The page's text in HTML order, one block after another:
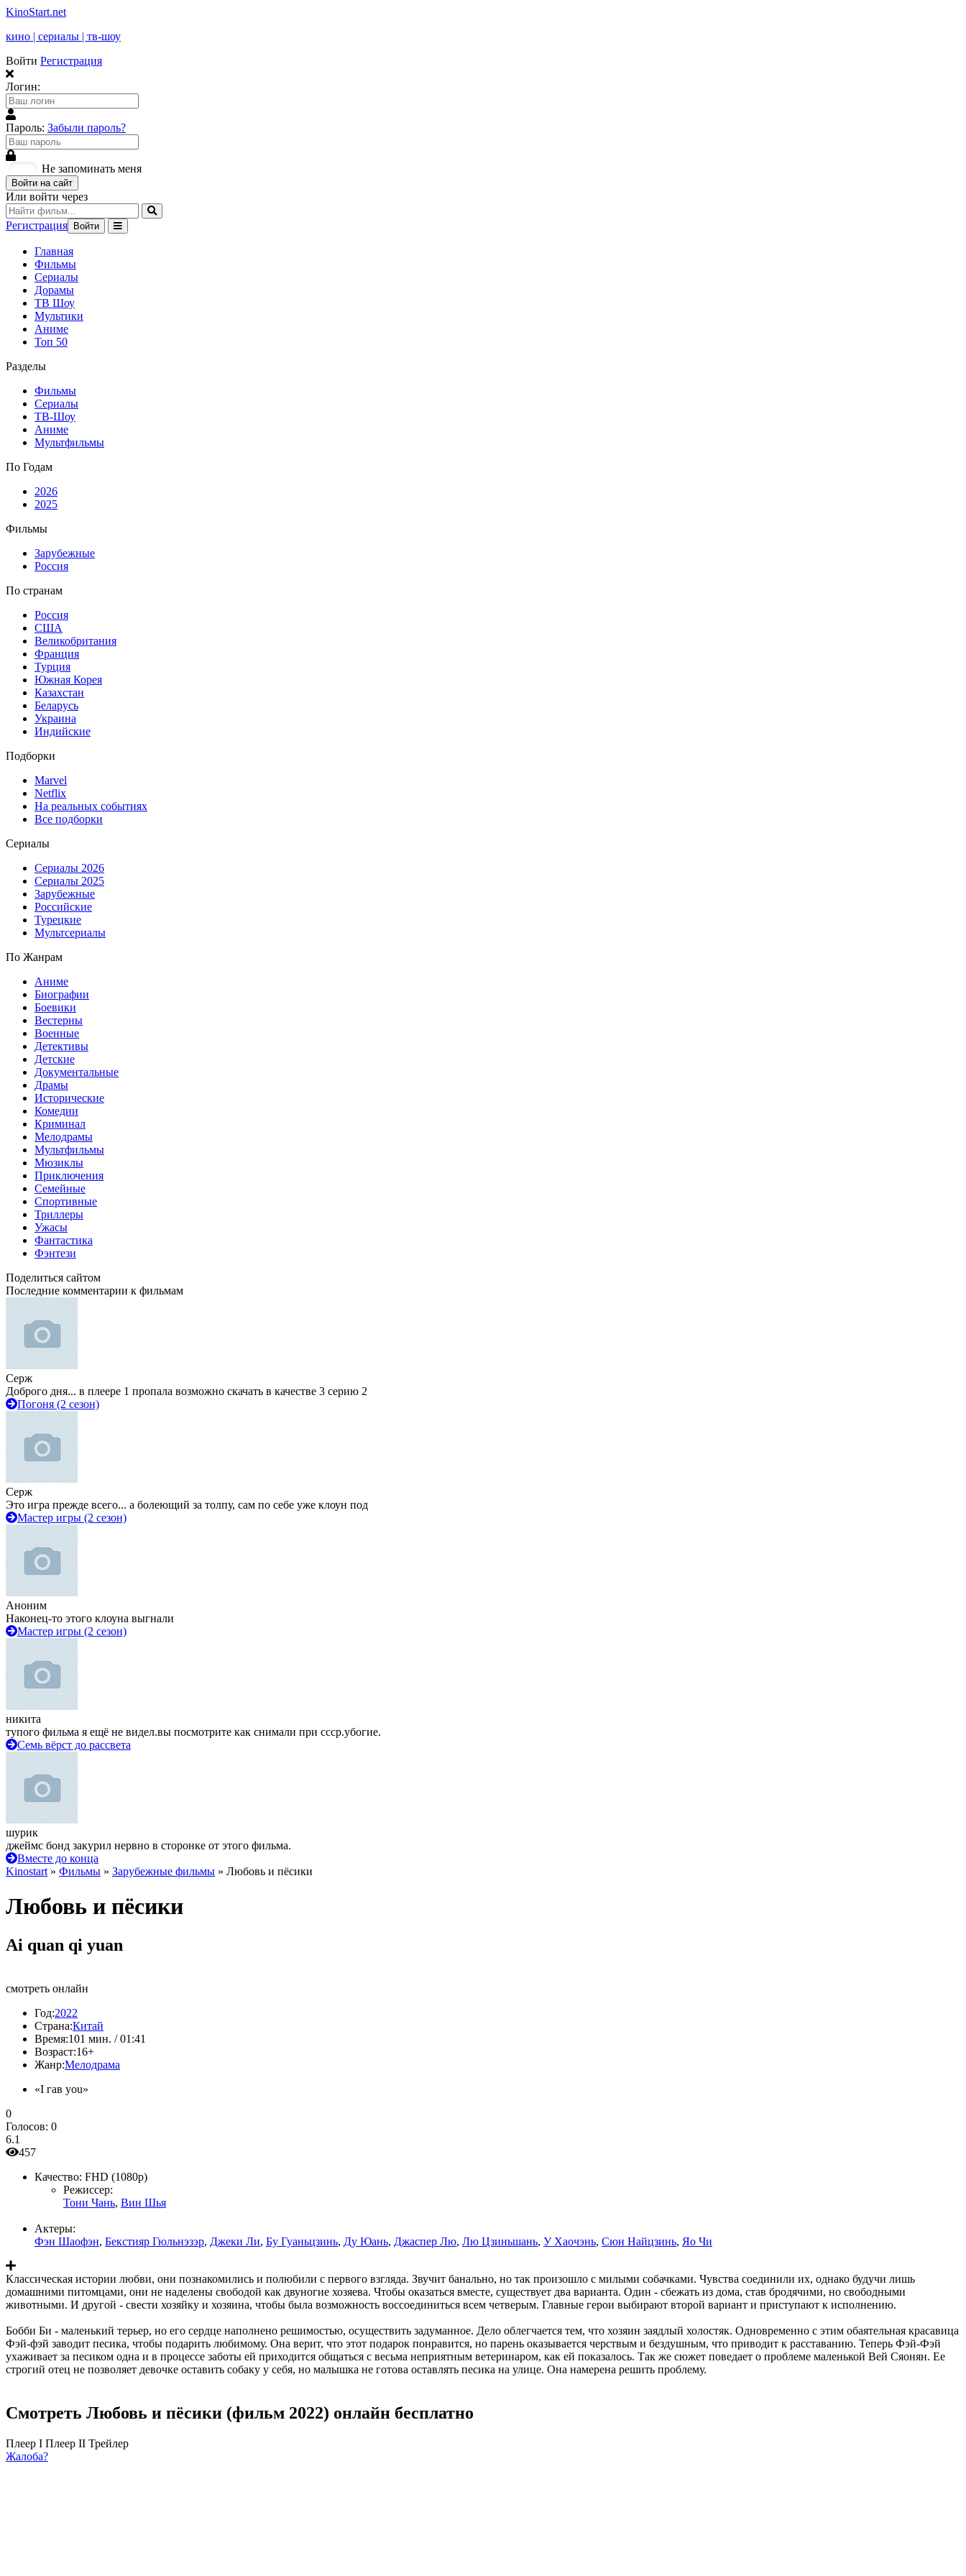
KinoStart.net
кино | сериалы | тв-шоу
Войти Регистрация
Логин:
Пароль: Забыли пароль?
Не запоминать меня
Войти на сайт
Или войти через
Регистрация Войти
Главная
Фильмы
Сериалы
Дорамы
ТВ Шоу
Мультики
Аниме
Топ 50
Разделы
Фильмы
Сериалы
ТВ-Шоу
Аниме
Мультфильмы
По Годам
2026
2025
Фильмы
Зарубежные
Россия
По странам
Россия
США
Великобритания
Франция
Турция
Южная Корея
Казахстан
Беларусь
Украина
Индийские
Подборки
Marvel
Netflix
На реальных событиях
Все подборки
Сериалы
Сериалы 2026
Сериалы 2025
Зарубежные
Российские
Турецкие
Мультсериалы
По Жанрам
Аниме
Биографии
Боевики
Вестерны
Военные
Детективы
Детские
Документальные
Драмы
Исторические
Комедии
Криминал
Мелодрамы
Мультфильмы
Мюзиклы
Приключения
Семейные
Спортивные
Триллеры
Ужасы
Фантастика
Фэнтези
Поделиться сайтом
Последние комментарии к фильмам
Серж
Доброго дня... в плеере 1 пропала возможно скачать в качестве 3 серию 2
Погоня (2 сезон)
Серж
Это игра прежде всего... а болеющий за толпу, сам по себе уже клоун под
Мастер игры (2 сезон)
Аноним
Наконец-то этого клоуна выгнали
Мастер игры (2 сезон)
никита
тупого фильма я ещё не видел.вы посмотрите как снимали при ссср.убогие.
Семь вёрст до рассвета
шурик
джеймс бонд закурил нервно в сторонке от этого фильма.
Вместе до конца
Kinostart » Фильмы » Зарубежные фильмы » Любовь и пёсики
Любовь и пёсики
Ai quan qi yuan
смотреть онлайн
Год:2022
Страна:Китай
Время:101 мин. / 01:41
Возраст:16+
Жанр:Мелодрама
«I гав you»
0
Голосов: 0
6.1
457
Качество: FHD (1080p)
Режиссер:
Тони Чань, Вин Шья
Актеры:
Фэн Шаофэн, Бекстияр Гюльнэзэр, Джеки Ли, Бу Гуаньцзинь, Ду Юань, Джаспер Лю, Лю Цзиньшань, У Хаочэнь, Сюн Найцзинь, Яо Чи
Классическая истории любви, они познакомились и полюбили с первого взгляда. Звучит банально, но так произошло с милыми собачками. Чувства соединили их, однако будучи лишь
домашними питомцами, они не наделены свободой как двуногие хозяева. Чтобы оказаться вместе, существует два варианта. Один - сбежать из дома, став бродячими, но свободными
животными. И другой - свести хозяйку и хозяина, чтобы была возможность воссоединиться всем четверым. Главные герои выбирают второй вариант и приступают к исполнению.
Бобби Би - маленький терьер, но его сердце наполнено решимостью, осуществить задуманное. Дело облегчается тем, что хозяин заядлый холостяк. Одновременно с этим обаятельная красавица
Фэй-фэй заводит песика, чтобы подарить любимому. Она верит, что этот подарок понравится, но парень оказывается черствым и бездушным, что приводит к расставанию. Теперь Фэй-Фэй
ухаживает за песиком одна и в процессе заботы ей приходится общаться с весьма неприятным ветеринаром, как ей показалось. Так же сюжет поведает о проблеме маленькой Вей Сяонян. Ее
строгий отец не позволяет девочке оставить собаку у себя, но малышка не готова оставлять песика на улице. Она намерена решить проблему.
Смотреть Любовь и пёсики (фильм 2022) онлайн бесплатно
Плеер I Плеер II Трейлер
Жалоба?